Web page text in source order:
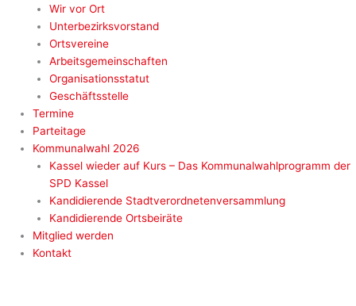
Wir vor Ort
Unterbezirksvorstand
Ortsvereine
Arbeitsgemeinschaften
Organisationsstatut
Geschäftsstelle
Termine
Parteitage
Kommunalwahl 2026
Kassel wieder auf Kurs – Das Kommunalwahlprogramm der
SPD Kassel
Kandidierende Stadtverordnetenversammlung
Kandidierende Ortsbeiräte
Mitglied werden
Kontakt